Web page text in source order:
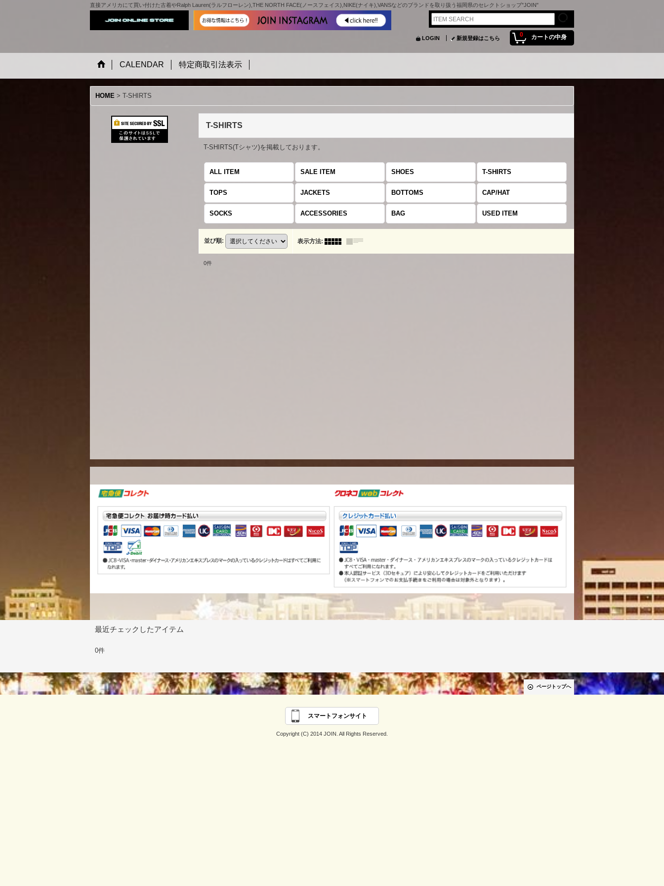
直接アメリカにて買い付けた古着やRalph Lauren(ラルフローレン),THE NORTH FACE(ノースフェイス),NIKE(ナイキ),VANSなどのブランドを取り扱う福岡県のセレクトショップ"JOIN"
0 カートの中身
LOGIN 新規登録はこちら
CALENDAR 特定商取引法表示
HOME > T-SHIRTS
T-SHIRTS
T-SHIRTS(Tシャツ)を掲載しております。
ALL ITEM SALE ITEM SHOES T-SHIRTS
TOPS JACKETS BOTTOMS CAP/HAT
SOCKS ACCESSORIES BAG USED ITEM
並び順: 表示方法:
0件
最近チェックしたアイテム
0件
ページトップへ
スマートフォンサイト
Copyright (C) 2014 JOIN. All Rights Reserved.